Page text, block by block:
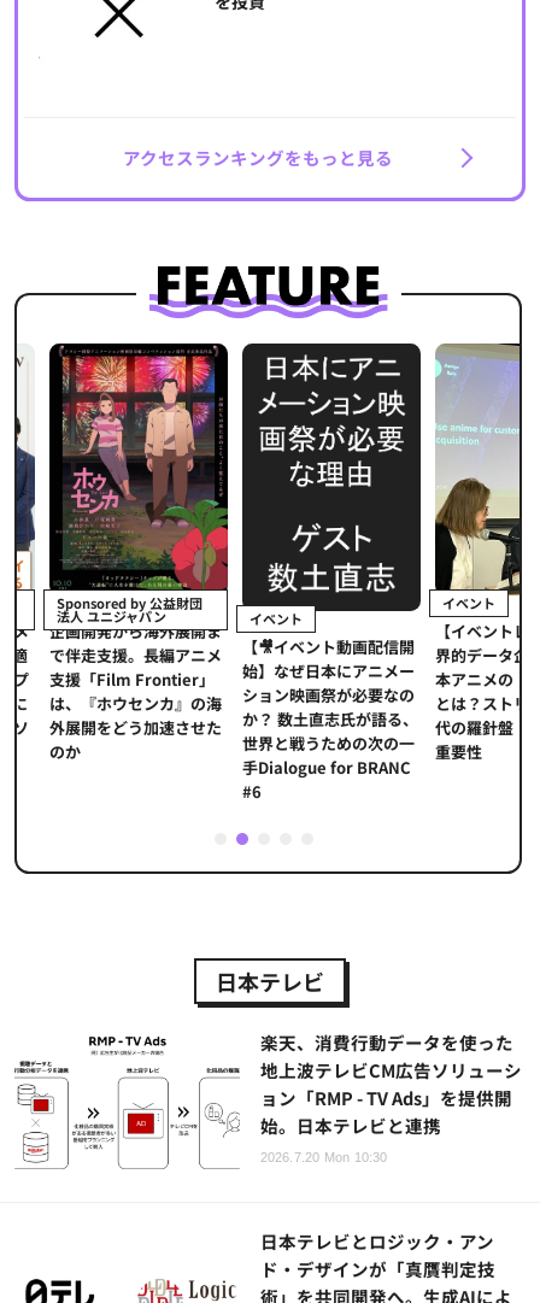
アクセスランキングをもっと見る
Sponsored by 公益財団
法人 ユニジャパン
企画開発から海外展開ま
で伴走支援。長編アニメ
支援「Film Frontier」
は、『ホウセンカ』の海
外展開をどう加速させた
のか
イベント
【🎥イベント動画配信開
始】なぜ日本にアニメー
ション映画祭が必要なの
か？ 数土直志氏が語る、
世界と戦うための次の一
手Dialogue for BRANC
#6
イベント
【イベントレポ
界的データ企業
本アニメの「真
とは？ストリー
代の羅針盤「デ
重要性
2
日本テレビ
楽天、消費行動データを使った
地上波テレビCM広告ソリューシ
ョン「RMP - TV Ads」を提供開
始。日本テレビと連携
2026.7.20 Mon 10:30
日本テレビとロジック・アン
ド・デザインが「真贋判定技
術」を共同開発へ。生成AIによ